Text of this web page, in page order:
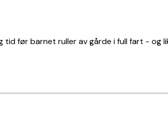
før barnet ruller av gårde i full fart - og